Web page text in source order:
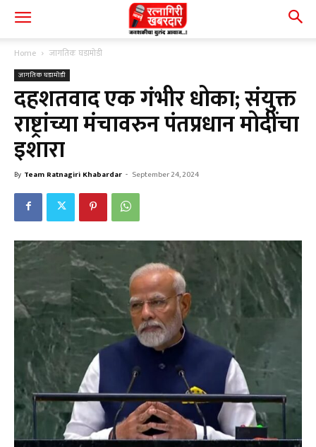
Home जागतिक घडामोडी
जागतिक घडामोडी
दहशतवाद एक गंभीर धोका; संयुक्त
राष्ट्रांच्या मंचावरुन पंतप्रधान मोदींचा
इशारा
By Team Ratnagiri Khabardar - September 24, 2024